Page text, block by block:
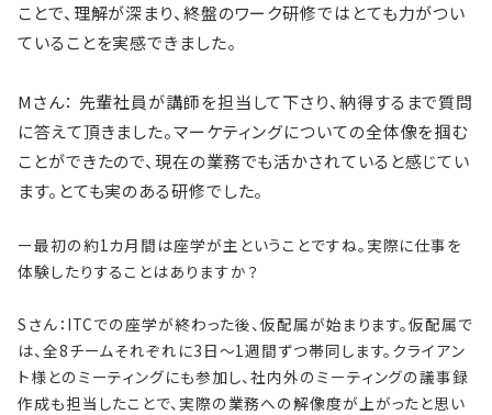
ことで、理解が深まり、終盤のワーク研修ではとても力がつい
ていることを実感できました。
Mさん： 先輩社員が講師を担当して下さり、納得するまで質問
に答えて頂きました。マーケティングについての全体像を掴む
ことができたので、現在の業務でも活かされていると感じてい
ます。とても実のある研修でした。
ー最初の約1カ月間は座学が主ということですね。実際に仕事を
体験したりすることはありますか？
Sさん：ITCでの座学が終わった後、仮配属が始まります。仮配属で
は、全8チームそれぞれに3日～1週間ずつ帯同します。クライアン
ト様とのミーティングにも参加し、社内外のミーティングの議事録
作成も担当したことで、実際の業務への解像度が上がったと思い